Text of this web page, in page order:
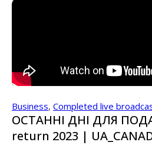
Business, Completed live
ОСТАННІ ДНІ ДЛЯ
return 2023 |